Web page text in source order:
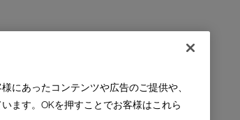
にあったコンテンツや広告のご提供や、
ます。OKを押すことでお客様はこれら